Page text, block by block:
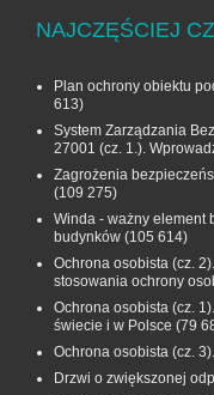
NAJCZĘŚCIEJ
Plan ochrony obiektu
613)
System Zarządzania
27001 (cz. 1.).
Zagrożenia
(109 275)
Winda - ważny element
budynków (105 614)
Ochrona osobista (cz.
stosowania ochrony
Ochrona osobista (cz.
świecie i w Polsce (79
Ochrona osobista (cz.
Drzwi o zwiększonej